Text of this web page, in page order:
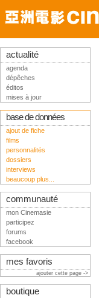
actualité
agenda
dépêches
éditos
mises à jour
base de données
ajout de fiche
films
personnalités
dossiers
interviews
beaucoup plus...
communauté
mon Cinemasie
participez
forums
facebook
mes favoris
ajouter cette page ->
boutique